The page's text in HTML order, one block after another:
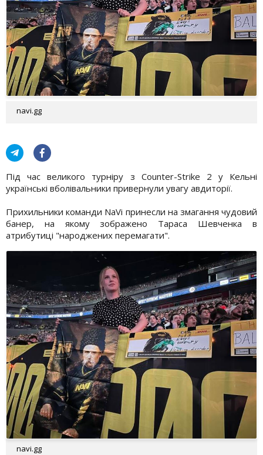
navi.gg
Під час великого турніру з Counter-Strike 2 у Кельні
українські вболівальники привернули увагу авдиторії.
Прихильники команди NaVi принесли на змагання чудовий
банер, на якому зображено Тараса Шевченка в
атрибутиці "народжених перемагати".
navi.gg